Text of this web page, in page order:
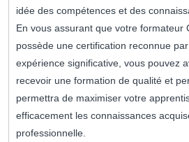
idée des compétences et des
En vous assurant que votre formateur
possède une certification reconnue
expérience significative, vous pouvez
recevoir une formation de qualité et
permettra de maximiser votre
efficacement les connaissances
professionnelle.